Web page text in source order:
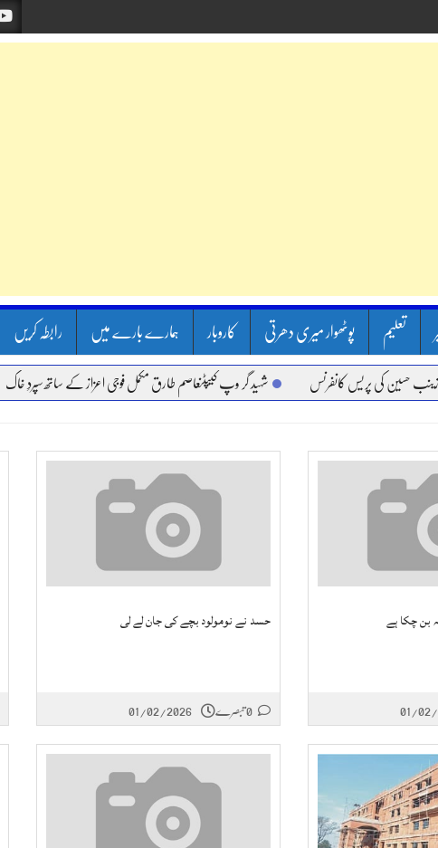
تعلیم پوٹھوار میری دھرتی کاروبار ہمارے بارے میں رابطہ کریں
حسین کی پریس کانفرنس شہید گر وپ کیپٹنعاصم طارق مکمل فوجی اعزاز کے ساتھ سپردِ خاک
بن چکا ہے
01/02/
حسد نے نومولود بچے کی جان لے لی
01/02/2026